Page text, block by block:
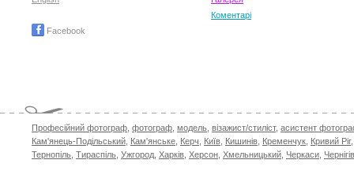
Facebook
Коментарі
Професійний фотограф фотограф модель візажист/стиліст, асистент
Кам'янець-Подільський Кам'янське Керч Київ Кишинів Кременчук Кривий Ріг,
Тернопіль Тираспіль Ужгород Харків Херсон Хмельницький Черкаси Чернігів